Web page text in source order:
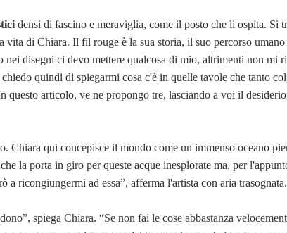
densi di fascino e meraviglia, come il posto che li ospita. Si
vita di Chiara. Il fil rouge è la sua storia, il suo percorso
disegni ci devo mettere qualcosa di mio, altrimenti non mi
quindi di spiegarmi cosa c'è in quelle tavole che tanto
questo articolo, ve ne propongo tre, lasciando a voi il
Chiara qui concepisce il mondo come un immenso oceano
la porta in giro per queste acque inesplorate ma, per
ricongiungermi ad essa”, afferma l'artista con aria trasognata.
spiega Chiara. “Se non fai le cose abbastanza